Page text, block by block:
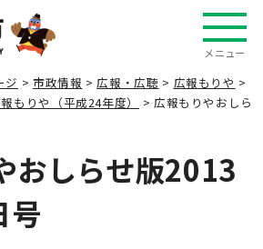
メニュー
ジ > 市政情報 >広報・広聴 > 広報もりや >
もりや（平成24年度）
> 広報もりやおしら
おしらせ版2013
号